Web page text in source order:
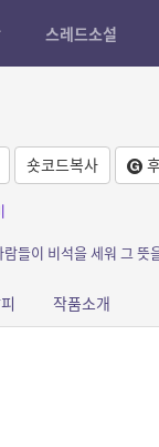
스레드소설
숏코드복사
들이 비석을 세워 그
작품소개